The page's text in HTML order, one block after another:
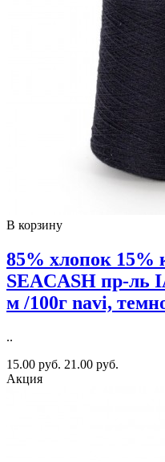
В корзину
85% хлопок 15%
SEACASH пр-ль
м /100г navi,
..
15.00 руб. 21.00 руб.
Акция